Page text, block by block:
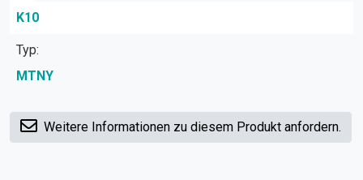
K10
Typ:
MTNY
Weitere Informationen zu diesem Produkt anfordern.